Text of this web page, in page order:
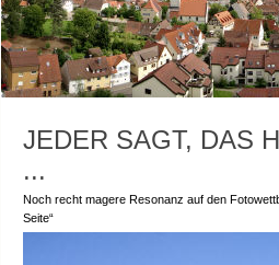
JEDER SAGT, DAS
...
Noch recht magere Resonanz auf den
Seite“